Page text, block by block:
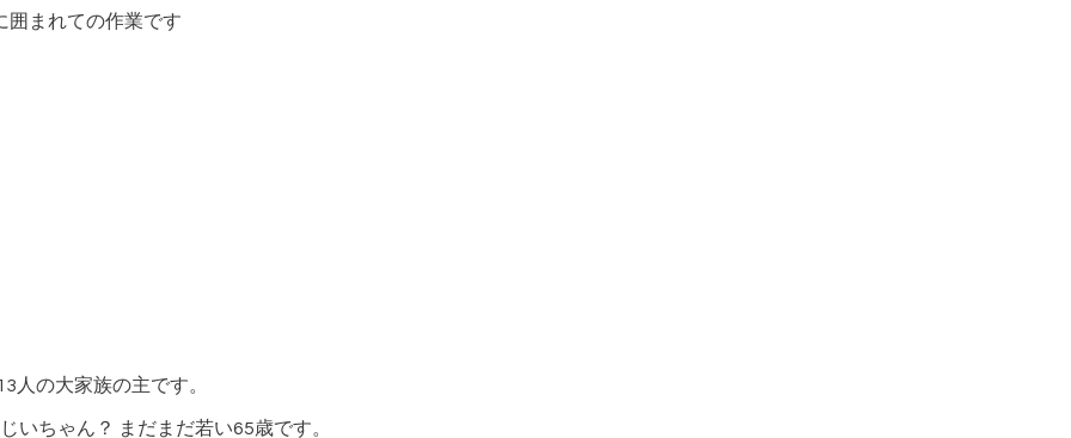
まれての作業です
人の大家族の主です。
いちゃん？ まだまだ若い65歳です。